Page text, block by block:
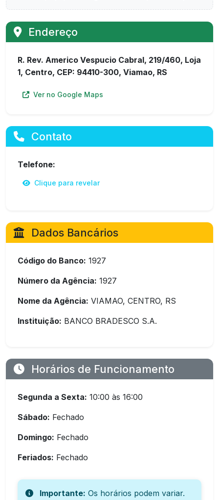
Endereço
R. Rev. Americo Vespucio Cabral, 219/460, Loja
1, Centro, CEP: 94410-300, Viamao, RS
Ver no Google Maps
Contato
Telefone:
Clique para revelar
Dados Bancários
Código do Banco: 1927
Número da Agência: 1927
Nome da Agência: VIAMAO, CENTRO, RS
Instituição: BANCO BRADESCO S.A.
Horários de Funcionamento
Segunda a Sexta: 10:00 às 16:00
Sábado: Fechado
Domingo: Fechado
Feriados: Fechado
Importante: Os horários podem variar.